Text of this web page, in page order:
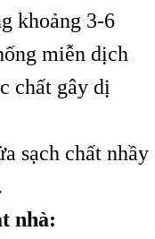
khoảng 3-6
miễn dịch
chất gây dị
sạch chất nhầy
nhà: